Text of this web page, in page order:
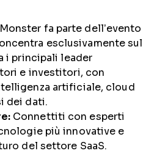
Monster fa parte dell’evento
esclusivamente sul
i principali leader
e investitori, con
artificiale, cloud
dei dati.
Connettiti con esperti
più innovative e
del settore SaaS.